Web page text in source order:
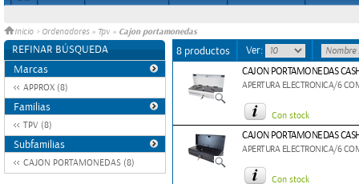
Inicio > Ordenadores » Tpv » Cajon portamonedas
REFINAR BÚSQUEDA
Marcas
APPROX (8)
Familias
TPV (8)
Subfamilias
CAJON PORTAMONEDAS (8)
8 productos Ver:
CAJON PORTAMONEDAS
APERTURA ELECTRONICA/6
Con stock
CAJON PORTAMONEDAS
APERTURA ELECTRONICA/6
Con stock